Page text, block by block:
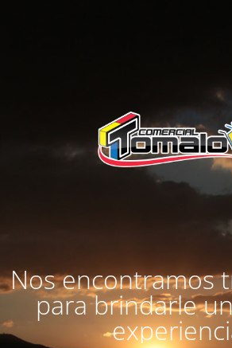
Nos encontramos
para brindarle